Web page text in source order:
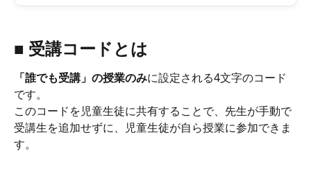
■ 受講コードとは
「誰でも受講」の授業のみに設定される4文字のコード
です。
このコードを児童生徒に共有することで、先生が手動で
受講生を追加せずに、児童生徒が自ら授業に参加できま
す。